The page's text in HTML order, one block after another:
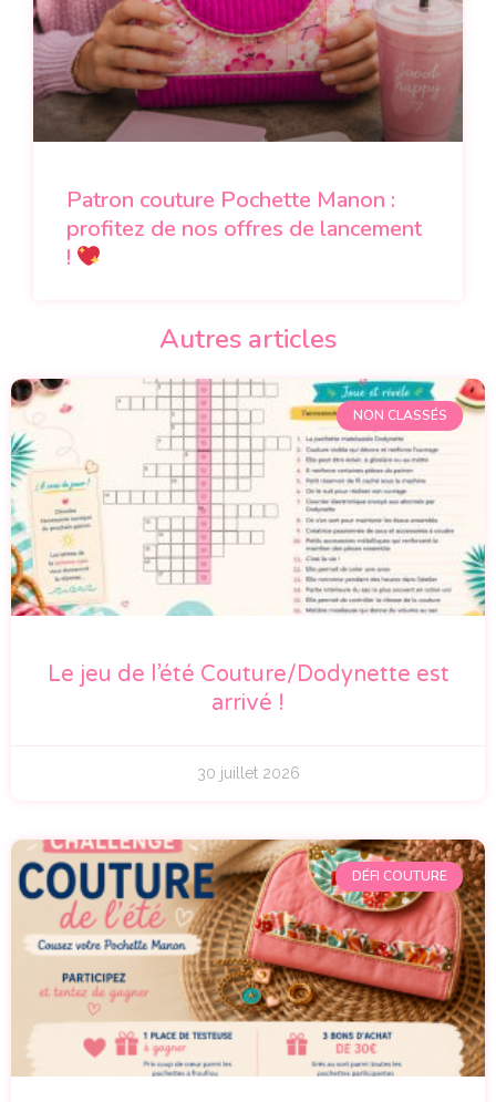
Patron couture Pochette Manon :
profitez de nos offres de lancement
!
Autres articles
NON CLASSÉS
Le jeu de l’été Couture/Dodynette est
arrivé !
30 juillet 2026
DÉFI COUTURE